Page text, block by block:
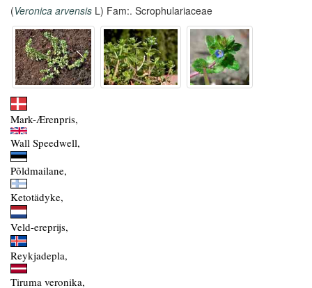
(Veronica arvensis L) Fam:. Scrophulariaceae
Mark-Ærenpris,
Wall Speedwell,
Põldmailane,
Ketotädyke,
Veld-ereprijs,
Reykjadepla,
Tiruma veronika,